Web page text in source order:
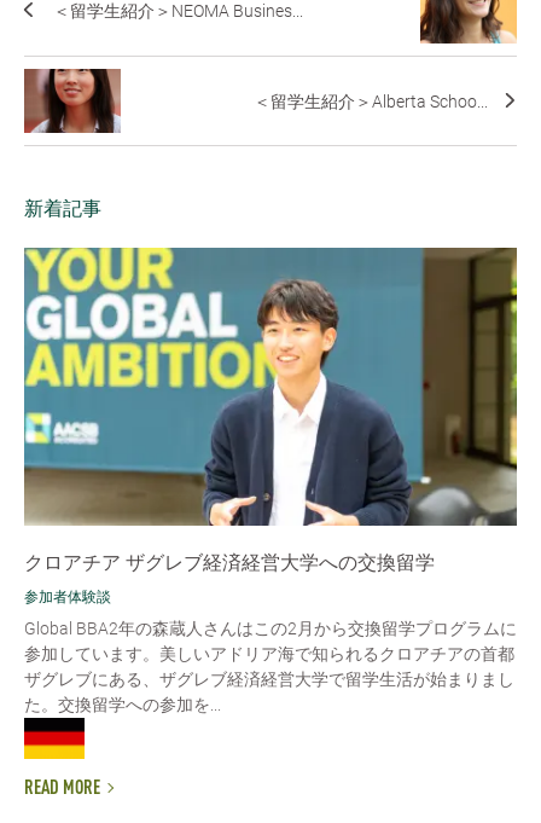
＜留学生紹介＞NEOMA Busines...
＜留学生紹介＞Alberta Schoo...
新着記事
クロアチア ザグレブ経済経営大学への交換留学
参加者体験談
Global BBA2年の森蔵人さんはこの2月から交換留学プログラムに
参加しています。美しいアドリア海で知られるクロアチアの首都
ザグレブにある、ザグレブ経済経営大学で留学生活が始まりまし
た。交換留学への参加を...
READ MORE